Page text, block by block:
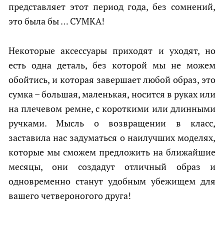
представляет этот период года, без сомнений,
это была бы … СУМКА!
Некоторые аксессуары приходят и уходят, но
есть одна деталь, без которой мы не можем
обойтись, и которая завершает любой образ, это
сумка – большая, маленькая, носится в руках или
на плечевом ремне, с короткими или длинными
ручками. Мысль о возвращении в класс,
заставила нас задуматься о наилучших моделях,
которые мы сможем предложить на ближайшие
месяцы, они создадут отличный образ и
одновременно станут удобным убежищем для
вашего четвероногого друга!